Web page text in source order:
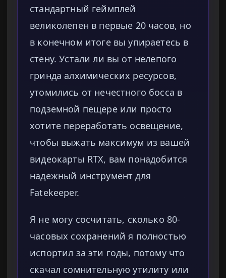
стандартный геймплей
великолепен в первые 20 часов, но
в конечном итоге вы упираетесь в
стену. Устали ли вы от нелепого
гринда алхимических ресурсов,
утомились от нечестного босса в
подземной пещере или просто
хотите переработать освещение,
чтобы выжать максимум из вашей
видеокарты RTX, вам понадобится
надежный инструмент для
Fatekeeper.
Я не могу сосчитать, сколько 80-
часовых сохранений я полностью
испортил за эти годы, потому что
скачал сомнительную утилиту или